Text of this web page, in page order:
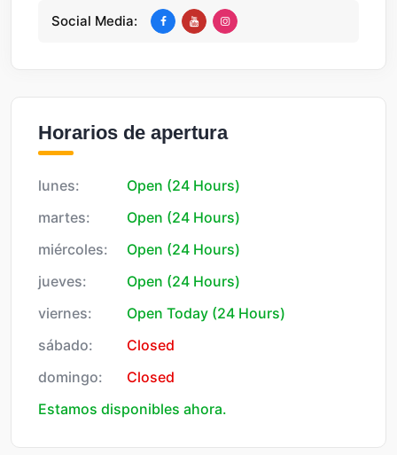
Social Media:
Horarios de apertura
lunes:
Open (24 Hours)
martes:
Open (24 Hours)
miércoles:
Open (24 Hours)
jueves:
Open (24 Hours)
viernes:
Open Today (24 Hours)
sábado:
Closed
domingo:
Closed
Estamos disponibles ahora.